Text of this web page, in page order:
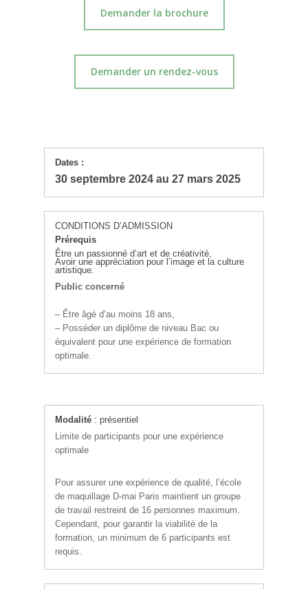
Demander la brochure
Demander un rendez-vous
Dates :
30 septembre 2024 au 27 mars 2025
CONDITIONS D’ADMISSION
Prérequis
Être un passionné d’art et de créativité,
Avoir une appréciation pour l’image et la culture
artistique.
Public concerné
– Être âgé d’au moins 18 ans,
– Posséder un diplôme de niveau Bac ou
équivalent pour une expérience de formation
optimale.
Modalité : présentiel
Limite de participants pour une expérience
optimale
Pour assurer une expérience de qualité, l’école
de maquillage D-mai Paris maintient un groupe
de travail restreint de 16 personnes maximum.
Cependant, pour garantir la viabilité de la
formation, un minimum de 6 participants est
requis.